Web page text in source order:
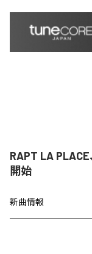
RAPT LA
開始
新曲情報